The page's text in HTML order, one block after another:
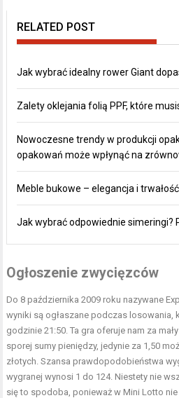
RELATED POST
Jak wybrać idealny rower Giant
Zalety oklejania folią PPF, które
Nowoczesne trendy w produkcji
opakowań może wpłynąć na
Meble bukowe – elegancja i
Jak wybrać odpowiednie simeringi?
Ogłoszenie zwycięzców
Do 8 października 2009 roku nazywane
wyniki są ogłaszane podczas losowania,
godzinie 21:50. Ta gra oferuje nam za
sporej sumy pieniędzy, jedynie za 1,50
złotych. Szansa prawdopodobieństwa
wygranej wynosi 1 do 124. Niestety nie
się to spodoba, ponieważ w Mini Lotto